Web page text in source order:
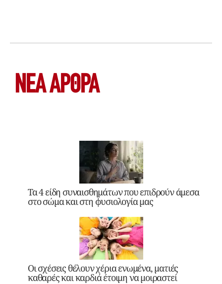
ΝΕΑ ΆΡΘΡΑ
Τα 4 είδη συναισθημάτων που επιδρούν άμεσα
στο σώμα και στη φυσιολογία μας
Οι σχέσεις θέλουν χέρια ενωμένα, ματιές
καθαρές και καρδιά έτοιμη να μοιραστεί